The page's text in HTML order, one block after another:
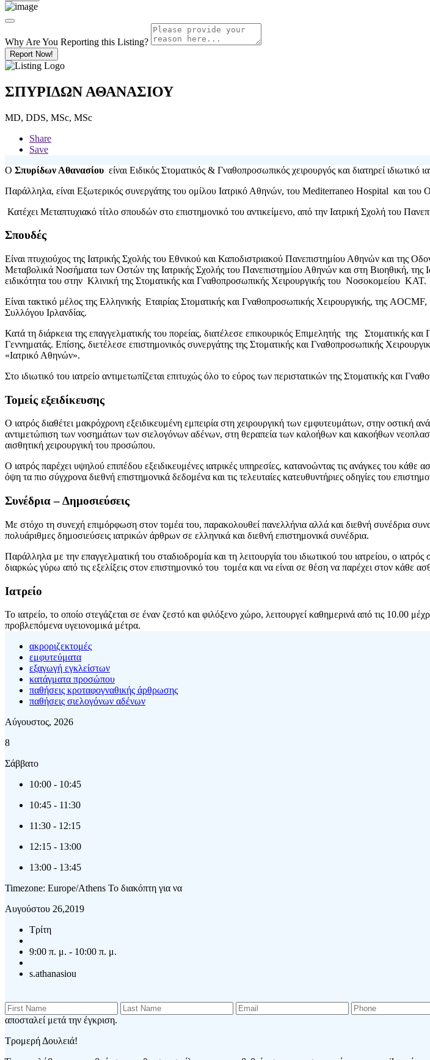
Why Are You Reporting this Listing?
Report Now!
ΣΠΥΡΙΔΩΝ ΑΘΑΝΑΣΙΟΥ
MD, DDS, MSc, MSc
Share
Save
Ο Σπυρίδων Αθανασίου είναι Ειδικός Στοματικός & Γναθοπροσωπικός χειρουργός και διατηρεί ιδιωτικό
Παράλληλα, είναι Εξωτερικός συνεργάτης του ομίλου Ιατρικό Αθηνών, του Mediterraneo Hospital και του
Κατέχει Μεταπτυχιακό τίτλο σπουδών στο επιστημονικό του αντικείμενο, από την Ιατρική Σχολή του
Σπουδές
Είναι πτυχιούχος της Ιατρικής Σχολής του Εθνικού και Καποδιστριακού Πανεπιστημίου Αθηνών και της
Μεταβολικά Νοσήματα των Οστών της Ιατρικής Σχολής του Πανεπιστημίου Αθηνών και στη Βιοηθική,
ειδικότητα του στην Κλινική της Στοματικής και Γναθοπροσωπικής Χειρουργικής του Νοσοκομείου ΚΑΤ.
Είναι τακτικό μέλος της Ελληνικής Εταιρίας Στοματικής και Γναθοπροσωπικής Χειρουργικής, της
Συλλόγου Ιρλανδίας.
Κατά τη διάρκεια της επαγγελματικής του πορείας, διατέλεσε επικουρικός Επιμελητής της
Γεννηματάς. Επίσης, διετέλεσε επιστημονικός συνεργάτης της Στοματικής και Γναθοπροσωπικής
«Ιατρικό Αθηνών».
Στο ιδιωτικό του ιατρείο αντιμετωπίζεται επιτυχώς όλο το εύρος των περιστατικών της Στοματικής και
Τομείς εξειδίκευσης
Ο ιατρός διαθέτει μακρόχρονη εξειδικευμένη εμπειρία στη χειρουργική των εμφυτευμάτων, στην
αντιμετώπιση των νοσημάτων των σιελογόνων αδένων, στη θεραπεία των καλοήθων και κακοήθων
αισθητική χειρουργική του προσώπου.
Ο ιατρός παρέχει υψηλού επιπέδου εξειδικευμένες ιατρικές υπηρεσίες, κατανοώντας τις ανάγκες του
όψη τα πιο σύγχρονα διεθνή επιστημονικά δεδομένα και τις τελευταίες κατευθυντήριες οδηγίες του
Συνέδρια – Δημοσιεύσεις
Με στόχο τη συνεχή επιμόρφωση στον τομέα του, παρακολουθεί πανελλήνια αλλά και διεθνή συνέδρια
πολυάριθμες δημοσιεύσεις ιατρικών άρθρων σε ελληνικά και διεθνή επιστημονικά συνέδρια.
Παράλληλα με την επαγγελματική του σταδιοδρομία και τη λειτουργία του ιδιωτικού του ιατρείου, ο
διαρκώς γύρω από τις εξελίξεις στον επιστημονικό του τομέα και να είναι σε θέση να παρέχει στον κάθε
Ιατρείο
Το ιατρείο, το οποίο στεγάζεται σε έναν ζεστό και φιλόξενο χώρο, λειτουργεί καθημερινά από τις 10.00
προβλεπόμενα υγειονομικά μέτρα.
ακροριζεκτομές
εμφυτεύματα
εξαγωγή εγκλείστων
κατάγματα προσώπου
παθήσεις κροταφογναθικής άρθρωσης
παθήσεις σιελογόνων αδένων
Αύγουστος, 2026
8
Σάββατο
10:00 - 10:45
10:45 - 11:30
11:30 - 12:15
12:15 - 13:00
13:00 - 13:45
Timezone: Europe/Athens Το διακόπτη για να
Αυγούστου 26,2019
Τρίτη
9:00 π. μ. - 10:00 π. μ.
s.athanasiou
αποσταλεί μετά την έγκριση.
Τρομερή Δουλειά!